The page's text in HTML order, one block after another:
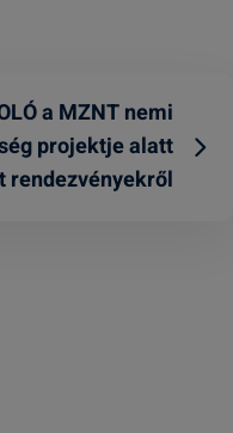
a MZNT nemi
projektje alatt
rendezvényekről